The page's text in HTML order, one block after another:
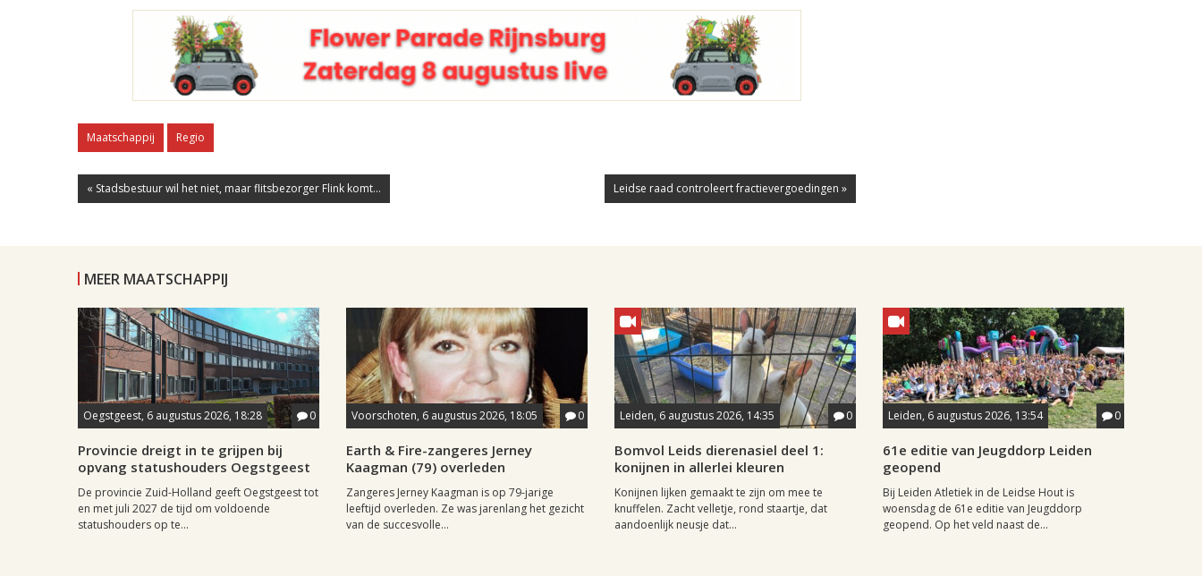
Maatschappij Regio
« Stadsbestuur wil het niet, maar flitsbezorger Flink komt... Leidse raad controleert fractievergoedingen »
MEER MAATSCHAPPIJ
Oegstgeest, 6 augustus 2026, 18:28 0
Provincie dreigt in te grijpen bij
opvang statushouders Oegstgeest
De provincie Zuid-Holland geeft Oegstgeest tot
en met juli 2027 de tijd om voldoende
statushouders op te...
Voorschoten, 6 augustus 2026, 18:05 0
Earth & Fire-zangeres Jerney
Kaagman (79) overleden
Zangeres Jerney Kaagman is op 79-jarige
leeftijd overleden. Ze was jarenlang het gezicht
van de succesvolle...
Leiden, 6 augustus 2026, 14:35 0
Bomvol Leids dierenasiel deel 1:
konijnen in allerlei kleuren
Konijnen lijken gemaakt te zijn om mee te
knuffelen. Zacht velletje, rond staartje, dat
aandoenlijk neusje dat...
Leiden, 6 augustus 2026, 13:54 0
61e editie van Jeugddorp Leiden
geopend
Bij Leiden Atletiek in de Leidse Hout is
woensdag de 61e editie van Jeugddorp
geopend. Op het veld naast de...